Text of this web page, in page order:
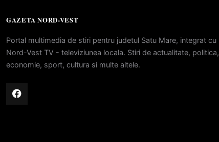
GAZETA NORD-VEST
Portal multimedia de stiri pentru judetul Satu Mare, integrat cu
Nord-Vest TV - televiziunea locala. Stiri de actualitate, politica,
economie, sport, cultura si multe altele.